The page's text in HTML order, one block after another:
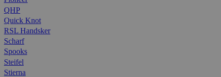
QHP
Quick Knot
RSL Handsker
Scharf
Spooks
Steifel
Stierna